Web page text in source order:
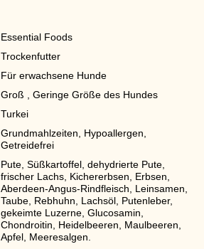
Essential Foods
Trockenfutter
Für erwachsene Hunde
Groß , Geringe Größe des Hundes
Turkei
Grundmahlzeiten, Hypoallergen,
Getreidefrei
Pute, Süßkartoffel, dehydrierte Pute,
frischer Lachs, Kichererbsen, Erbsen,
Aberdeen-Angus-Rindfleisch, Leinsamen,
Taube, Rebhuhn, Lachsöl, Putenleber,
gekeimte Luzerne, Glucosamin,
Chondroitin, Heidelbeeren, Maulbeeren,
Apfel, Meeresalgen.